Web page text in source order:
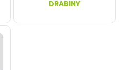
DRABINY